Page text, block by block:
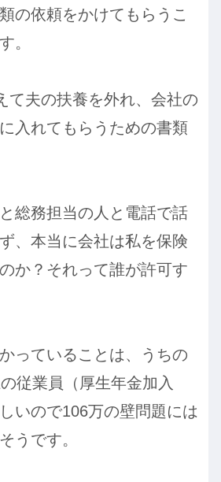
の依頼をかけてもらうこ
。
て夫の扶養を外れ、会社の
入れてもらうための書類
総務担当の人と電話で話
、本当に会社は私を保険
か？それって誰が許可す
っていることは、うちの
従業員（厚生年金加入
いので106万の壁問題には
うです。